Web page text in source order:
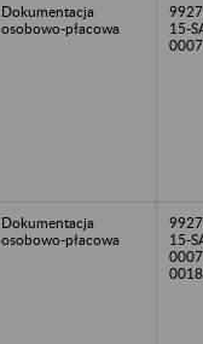
Dokumentacja
osobowo-płacowa
15-
Dokumentacja
osobowo-płacowa
15-